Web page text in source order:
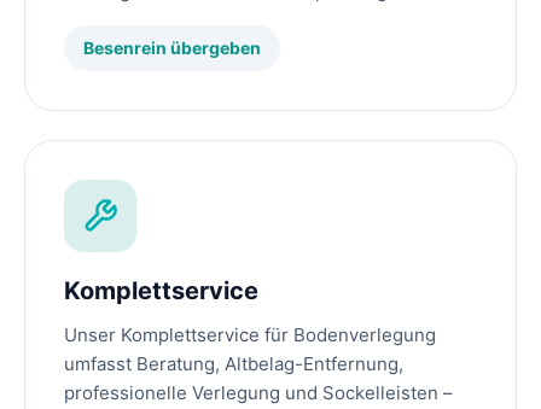
Besenrein übergeben
Komplettservice
Unser Komplettservice für Bodenverlegung
umfasst Beratung, Altbelag-Entfernung,
professionelle Verlegung und Sockelleisten –